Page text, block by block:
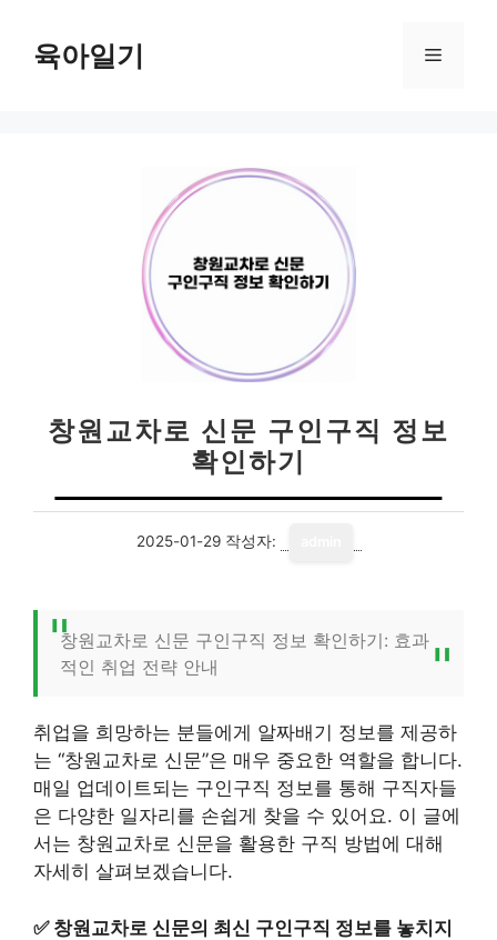
육아일기 메
창원교차로 신문 구인구직 정보
확인하기
2025-01-29 작성자:
창원교차로 신문 구인구직 정보 확인하기: 효과
적인 취업 전략 안내
취업을 희망하는 분들에게 알짜배기 정보를 제공하
는 “창원교차로 신문”은 매우 중요한 역할을 합니다.
매일 업데이트되는 구인구직 정보를 통해 구직자들
은 다양한 일자리를 손쉽게 찾을 수 있어요. 이 글에
서는 창원교차로 신문을 활용한 구직 방법에 대해
자세히 살펴보겠습니다.
✅ 창원교차로 신문의 최신 구인구직 정보를 놓치지